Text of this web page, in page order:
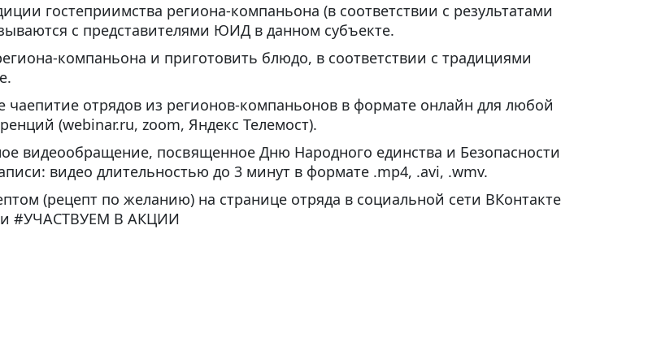
гостеприимства региона-компаньона (в соответствии с результатами
с представителями ЮИД в данном субъекте.
компаньона и приготовить блюдо, в соответствии с традициями
чаепитие отрядов из регионов-компаньонов в формате онлайн для любой
(webinar.ru, zoom, Яндекс Телемост).
видеообращение, посвященное Дню Народного единства и Безопасности
видео длительностью до 3 минут в формате .mp4, .avi, .wmv.
(рецепт по желанию) на странице отряда в социальной сети ВКонтакте
#УЧАСТВУЕМ В АКЦИИ